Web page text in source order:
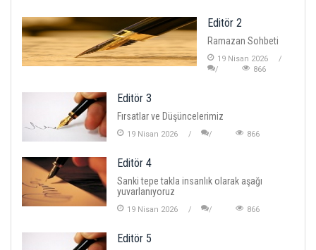
Editör 2
Ramazan Sohbeti
19 Nisan 2026
866
Editör 3
Fırsatlar ve Düşüncelerimiz
19 Nisan 2026 866
Editör 4
Sanki tepe takla insanlık olarak aşağı
yuvarlanıyoruz
19 Nisan 2026 866
Editör 5